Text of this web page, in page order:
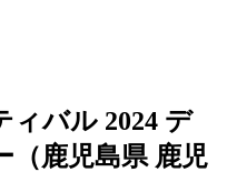
ィバル 2024 デ
（鹿児島県 鹿児